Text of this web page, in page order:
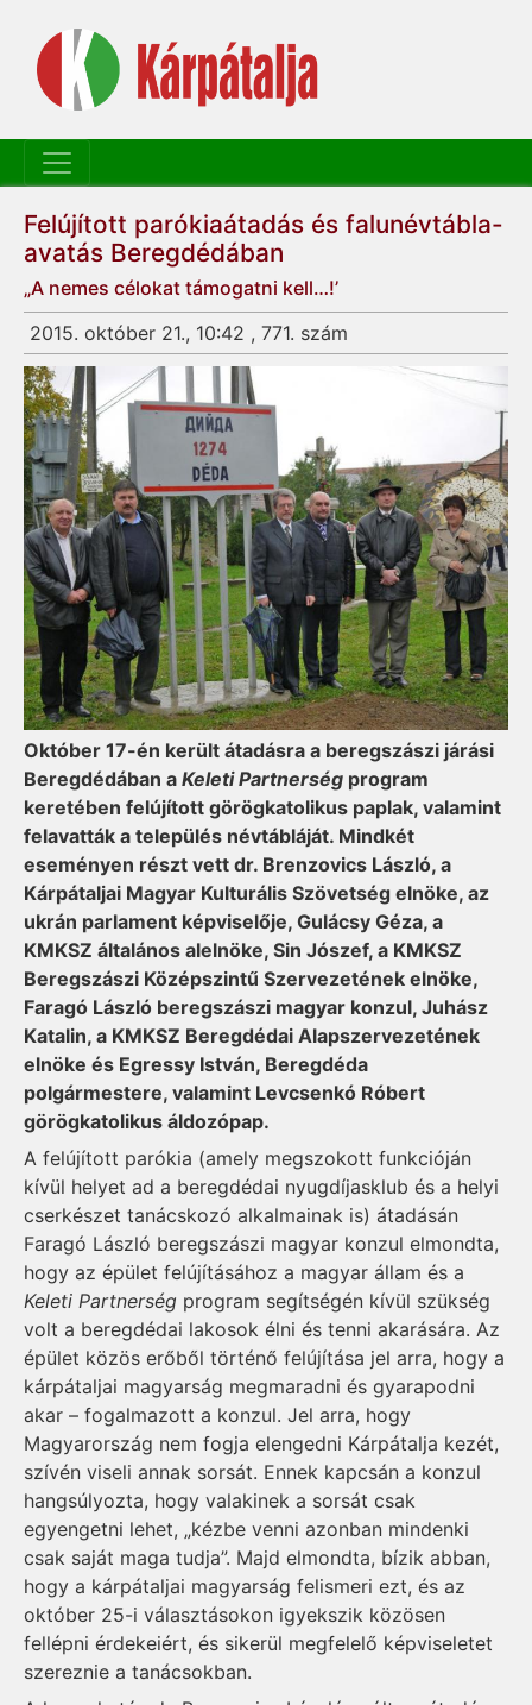
Felújított parókiaátadás és falunévtábla-
avatás Beregdédában
„A nemes célokat támogatni kell…!’
2015. október 21., 10:42 , 771. szám
Október 17-én került átadásra a beregszászi járási
Beregdédában a Keleti Partnerség program
keretében felújított görögkatolikus paplak, valamint
felavatták a település névtábláját. Mindkét
eseményen részt vett dr. Brenzovics László, a
Kárpátaljai Magyar Kulturális Szövetség elnöke, az
ukrán parlament képviselője, Gulácsy Géza, a
KMKSZ általános alelnöke, Sin Jószef, a KMKSZ
Beregszászi Középszintű Szervezetének elnöke,
Faragó László beregszászi magyar konzul, Juhász
Katalin, a KMKSZ Beregdédai Alapszervezetének
elnöke és Egressy István, Beregdéda
polgármestere, valamint Levcsenkó Róbert
görögkatolikus áldozópap.
A felújított parókia (amely megszokott funkcióján
kívül helyet ad a beregdédai nyugdíjasklub és a helyi
cserkészet tanácskozó alkalmainak is) átadásán
Faragó László beregszászi magyar konzul elmondta,
hogy az épület felújításához a magyar állam és a
Keleti Partnerség program segítségén kívül szükség
volt a beregdédai lakosok élni és tenni akarására. Az
épület közös erőből történő felújítása jel arra, hogy a
kárpátaljai magyarság megmaradni és gyarapodni
akar – fogalmazott a konzul. Jel arra, hogy
Magyarország nem fogja elengedni Kárpátalja kezét,
szívén viseli annak sorsát. Ennek kapcsán a konzul
hangsúlyozta, hogy valakinek a sorsát csak
egyengetni lehet, „kézbe venni azonban mindenki
csak saját maga tudja”. Majd elmondta, bízik abban,
hogy a kárpátaljai magyarság felismeri ezt, és az
október 25-i választásokon igyekszik közösen
fellépni érdekeiért, és sikerül megfelelő képviseletet
szereznie a tanácsokban.